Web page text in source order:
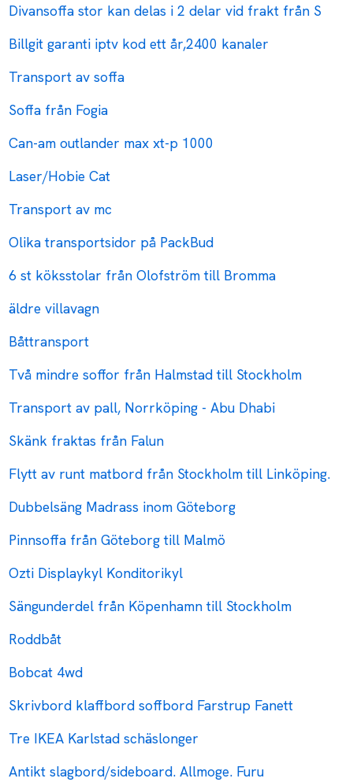
Divansoffa stor kan delas i 2 delar vid frakt från S
Billgit garanti iptv kod ett år,2400 kanaler
Transport av soffa
Soffa från Fogia
Can-am outlander max xt-p 1000
Laser/Hobie Cat
Transport av mc
Olika transportsidor på PackBud
6 st köksstolar från Olofström till Bromma
äldre villavagn
Båttransport
Två mindre soffor från Halmstad till Stockholm
Transport av pall, Norrköping - Abu Dhabi
Skänk fraktas från Falun
Flytt av runt matbord från Stockholm till Linköping.
Dubbelsäng Madrass inom Göteborg
Pinnsoffa från Göteborg till Malmö
Ozti Displaykyl Konditorikyl
Sängunderdel från Köpenhamn till Stockholm
Roddbåt
Bobcat 4wd
Skrivbord klaffbord soffbord Farstrup Fanett
Tre IKEA Karlstad schäslonger
Antikt slagbord/sideboard. Allmoge. Furu